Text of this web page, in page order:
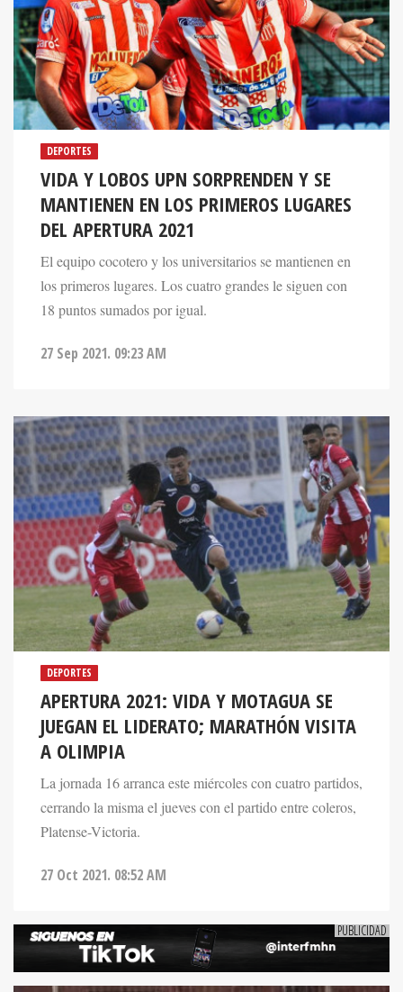
DEPORTES
VIDA Y LOBOS UPN SORPRENDEN Y SE
MANTIENEN EN LOS PRIMEROS LUGARES
DEL APERTURA 2021
El equipo cocotero y los universitarios se mantienen en
los primeros lugares. Los cuatro grandes le siguen con
18 puntos sumados por igual.
27 Sep 2021. 09:23 AM
DEPORTES
APERTURA 2021: VIDA Y MOTAGUA SE
JUEGAN EL LIDERATO; MARATHÓN VISITA
A OLIMPIA
La jornada 16 arranca este miércoles con cuatro partidos,
cerrando la misma el jueves con el partido entre coleros,
Platense-Victoria.
27 Oct 2021. 08:52 AM